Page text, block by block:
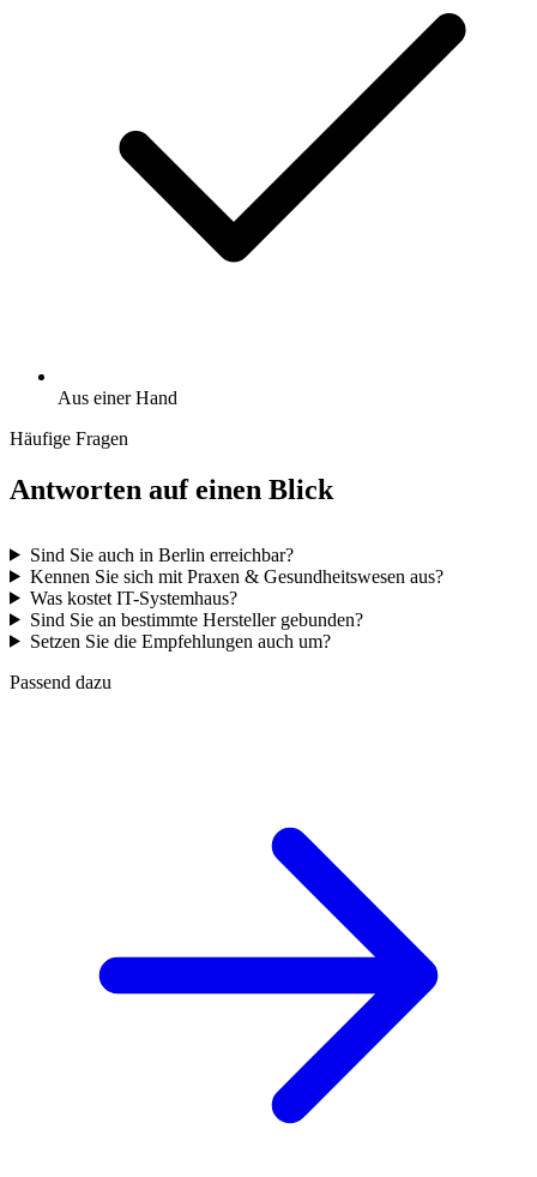
Aus einer Hand
Häufige Fragen
Antworten auf einen Blick
Sind Sie auch in Berlin erreichbar?
Kennen Sie sich mit Praxen & Gesundheitswesen aus?
Was kostet IT-Systemhaus?
Sind Sie an bestimmte Hersteller gebunden?
Setzen Sie die Empfehlungen auch um?
Passend dazu